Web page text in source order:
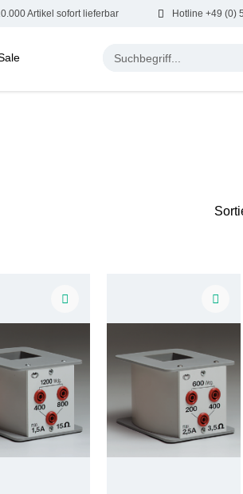
Artikel sofort lieferbar Hotline +49 (0)